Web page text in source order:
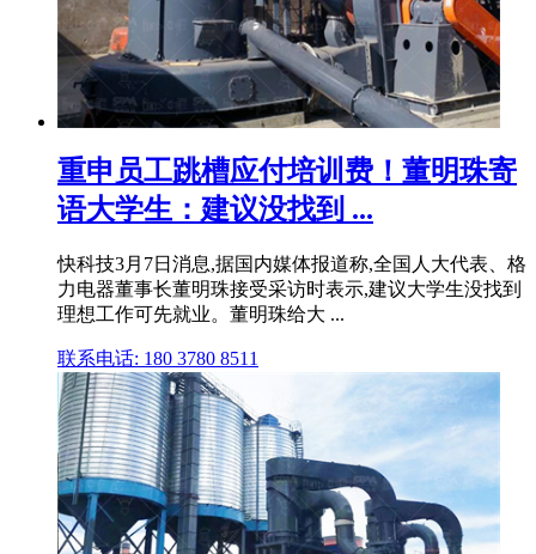
重申员工跳槽应付培训费！董明珠寄
语大学生：建议没找到 ...
快科技3月7日消息,据国内媒体报道称,全国人大代表、格
力电器董事长董明珠接受采访时表示,建议大学生没找到
理想工作可先就业。董明珠给大 ...
联系电话: 180 3780 8511